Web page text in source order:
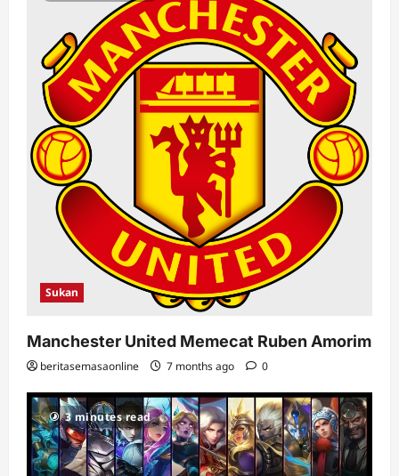
Sukan
Manchester United Memecat Ruben Amorim
beritasemasaonline 7 months ago 0
3 minutes read